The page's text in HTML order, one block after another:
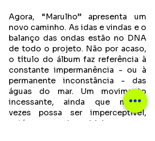
Agora, “Marulho” apresenta um
novo caminho. As idas e vindas e o
balanço das ondas estão no DNA
de todo o projeto. Não por acaso,
o título do álbum faz referência à
constante impermanência - ou à
permanente inconstância - das
águas do mar. Um movimento
incessante, ainda que muitas
vezes possa ser imperceptível,
está no cerne dessa ideia.